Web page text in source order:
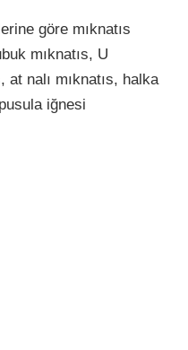
göre mıknatıs
mıknatıs, U
at nalı mıknatıs, halka
iğnesi